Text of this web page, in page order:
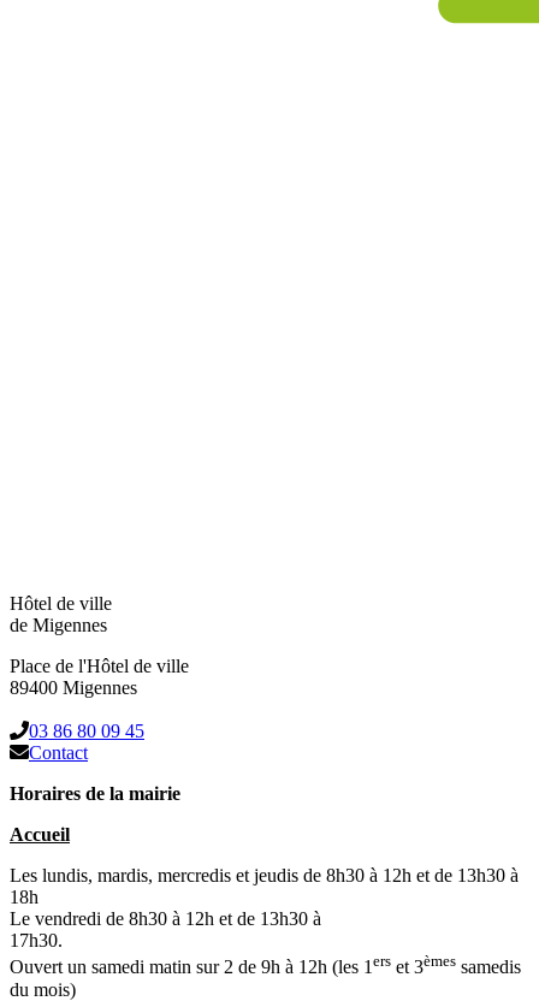
Hôtel de ville
de Migennes
Place de l'Hôtel de ville
89400 Migennes
03 86 80 09 45
Contact
Horaires de la mairie
Accueil
Les lundis, mardis, mercredis et jeudis de 8h30 à 12h et de 13h30 à
18h
Le vendredi de 8h30 à 12h et de 13h30 à
17h30.
Ouvert un samedi matin sur 2 de 9h à 12h (les 1ers et 3èmes samedis
du mois)